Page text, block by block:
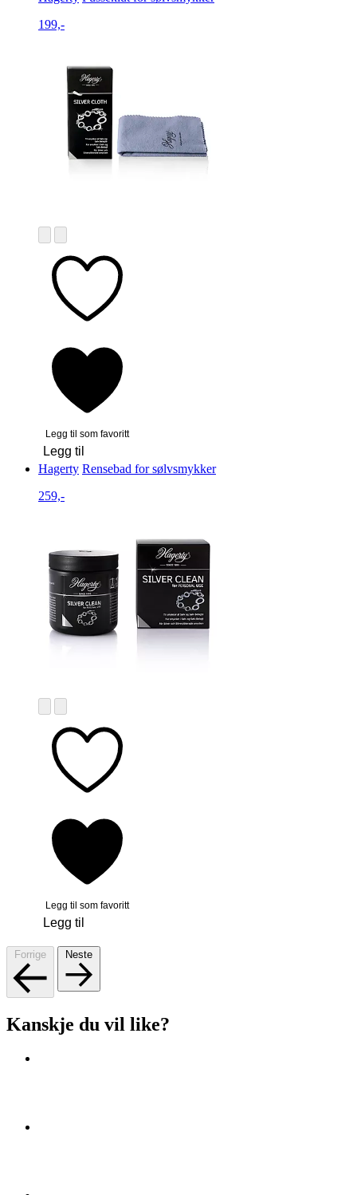
199,-
Legg til som favoritt
Legg til
Hagerty Rensebad for sølvsmykker
259,-
Legg til som favoritt
Legg til
Forrige Neste
Kanskje du vil like?